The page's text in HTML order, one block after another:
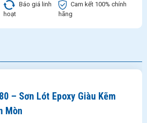
Báo giá linh
hoạt
Cam kết 100% chính
hãng
– Sơn Lót Epoxy Giàu Kẽm
Mòn